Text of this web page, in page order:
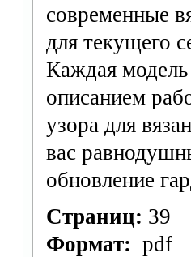
современные
для текущего
Каждая
описанием
узора для
вас
обновление
Страниц: 39
Формат: pdf